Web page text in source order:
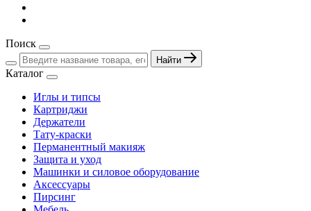
Поиск
Найти
Каталог
Иглы и типсы
Картриджи
Держатели
Тату-краски
Перманентный макияж
Защита и уход
Машинки и силовое оборудование
Аксессуары
Пирсинг